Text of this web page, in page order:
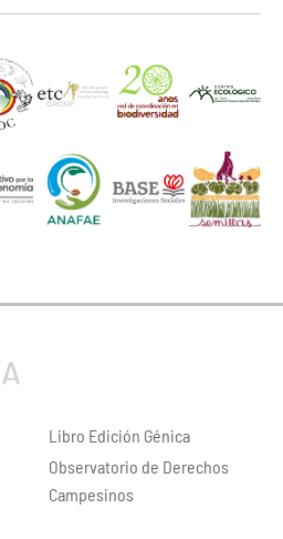
Libro Edición Génica
Observatorio de Derechos
Campesinos